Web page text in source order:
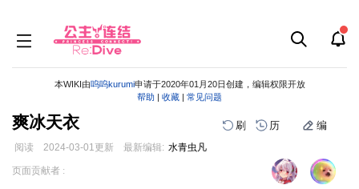
本WIKI由呜呜kurumi申请于2020年01月20日创建，编辑权限开放
帮助 | 收藏 | 常见问题
爽冰天衣 刷 历 编
阅读 2024-03-01更新 最新编辑: 水青虫凡
跳
跳
页面贡献者 :